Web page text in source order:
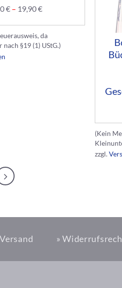
€– 19,90€
da
§19 (1) UStG.)
(Kein
zzgl.
»